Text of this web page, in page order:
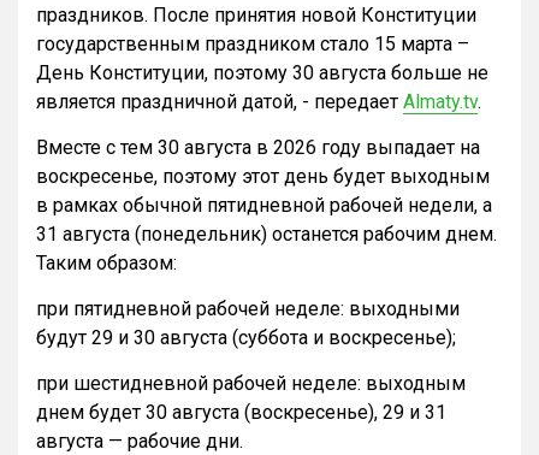
праздников. После принятия новой Конституции
государственным праздником стало 15 марта –
День Конституции, поэтому 30 августа больше не
является праздничной датой, - передает Almaty.tv.
Вместе с тем 30 августа в 2026 году выпадает на
воскресенье, поэтому этот день будет выходным
в рамках обычной пятидневной рабочей недели, а
31 августа (понедельник) останется рабочим днем.
Таким образом:
при пятидневной рабочей неделе: выходными
будут 29 и 30 августа (суббота и воскресенье);
при шестидневной рабочей неделе: выходным
днем будет 30 августа (воскресенье), 29 и 31
августа — рабочие дни.